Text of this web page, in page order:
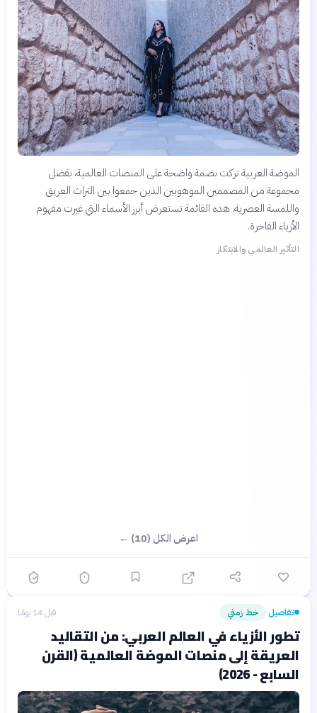
الموضة العربية تركت بصمة واضحة على المنصات العالمية، بفضل
مجموعة من المصممين الموهوبين الذين جمعوا بين التراث العريق
واللمسة العصرية. هذه القائمة تستعرض أبرز الأسماء التي غيرت مفهوم
الأزياء الفاخرة.
التأثير العالمي والابتكار
اعرض الكل (10) ←
تفاصيل› خط زمني قبل 14 يومًا
تطور الأزياء في العالم العربي: من التقاليد
العريقة إلى منصات الموضة العالمية (القرن
السابع - 2026)